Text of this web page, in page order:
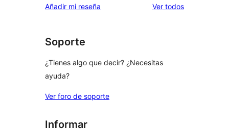
Añadir mi reseña Ver todoslos
Soporte
¿Tienes algo que decir? ¿Necesitas
ayuda?
Ver foro de soporte
Informar